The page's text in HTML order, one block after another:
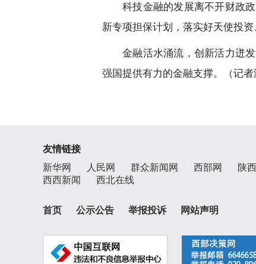
科技金融的发展离不开财政
新专项担保计划，落实好天使投资
金融活水涌流，创新活力迸
强国提供有力的金融支撑。（记者
友情链接
新华网
人民网 群众新闻网 西部网 陕
西西新闻
西北在线
首页 公示公告 举报投诉 网站声明